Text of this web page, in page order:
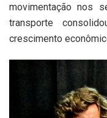
movimentação nos
transporte
crescimento